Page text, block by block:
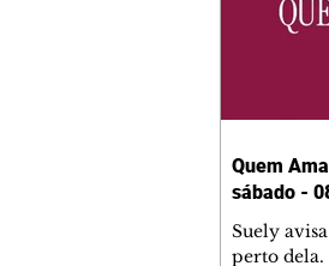
Quem
sábado -
Suely
perto dela.